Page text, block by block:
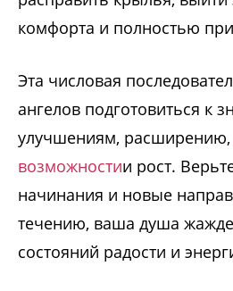
комфорта и полностью
Эта числовая
ангелов подготовиться к
улучшениям, расширению,
возможностии рост.
начинания и новые
течению, ваша душа
состояний радости и